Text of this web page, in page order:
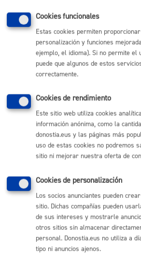
Plazo de resolución
del silencio
Plazo estimado: 1 semana Plazo legal:
Sentido del silencio:Positivo
vehículo
Pasos del
Registro solicitud y documentación
Subsanación de la documentación,
Resolución concesión licencia
Notificación a persona interesada
Responsable de la
Departamento:Dirección de Movilidad
Cookies funcionales
Estas cookies permiten
personalización y funciones
ejemplo, el idioma). Si no permite el
puede que algunos de estos
correctamente.
Cookies de rendimiento
Este sitio web utiliza cookies
información anónima, como la
donostia.eus y las páginas más
uso de estas cookies no podremos
sitio ni mejorar nuestra oferta de
Cookies de personalización
Los socios anunciantes pueden
sitio. Dichas compañías pueden
de sus intereses y mostrarle
otros sitios sin almacenar
personal. Donostia.eus no utiliza a
tipo ni anuncios ajenos.